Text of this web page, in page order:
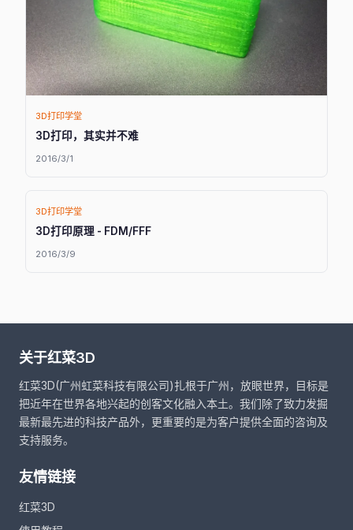
3D打印学堂
3D打印，其实并不难
2016/3/1
3D打印学堂
3D打印原理 - FDM/FFF
2016/3/9
关于红菜3D
红菜3D(广州虹菜科技有限公司)扎根于广州，放眼世界，目标是
把近年在世界各地兴起的创客文化融入本土。我们除了致力发掘
最新最先进的科技产品外，更重要的是为客户提供全面的咨询及
支持服务。
友情链接
红菜3D